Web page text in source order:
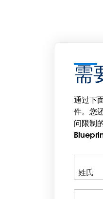
需
通过下
件。您
问限制